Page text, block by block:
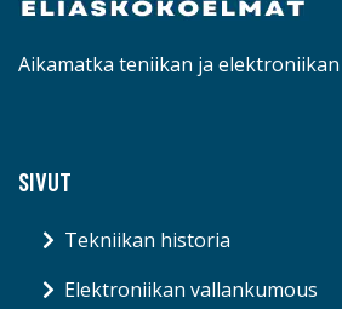
Aikamatka teniikan ja
SIVUT
Tekniikan historia
Elektroniikan vallankumous